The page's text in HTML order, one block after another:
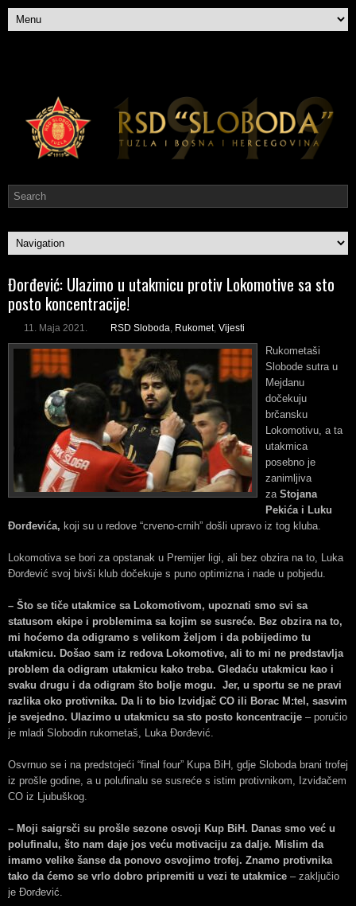
Đorđević: Ulazimo u utakmicu protiv Lokomotive sa sto
posto koncentracije!
11. Maja 2021. RSD Sloboda Rukomet, Vijesti
Rukometaši
Slobode sutra u
Mejdanu
dočekuju
brčansku
Lokomotivu, a ta
utakmica
posebno je
zanimljiva
za Stojana
Pekića i Luku
Đorđevića, koji su u redove “crveno-crnih” došli upravo iz tog kluba.
Lokomotiva se bori za opstanak u Premijer ligi, ali bez obzira na to, Luka
Đorđević svoj bivši klub dočekuje s puno optimizna i nade u pobjedu.
– Što se tiče utakmice sa Lokomotivom, upoznati smo svi sa
statusom ekipe i problemima sa kojim se susreće. Bez obzira na to,
mi hoćemo da odigramo s velikom željom i da pobijedimo tu
utakmicu. Došao sam iz redova Lokomotive, ali to mi ne predstavlja
problem da odigram utakmicu kako treba. Gledaću utakmicu kao i
svaku drugu i da odigram što bolje mogu. Jer, u sportu se ne pravi
razlika oko protivnika. Da li to bio Izvidjač CO ili Borac M:tel, sasvim
je svejedno. Ulazimo u utakmicu sa sto posto koncentracije – poručio
je mladi Slobodin rukometaš, Luka Đorđević.
Osvrnuo se i na predstojeći “final four” Kupa BiH, gdje Sloboda brani trofej
iz prošle godine, a u polufinalu se susreće s istim protivnikom, Izviđačem
CO iz Ljubuškog.
– Moji saigrsči su prošle sezone osvoji Kup BiH. Danas smo već u
polufinalu, što nam daje jos veću motivaciju za dalje. Mislim da
imamo velike šanse da ponovo osvojimo trofej. Znamo protivnika
tako da ćemo se vrlo dobro pripremiti u vezi te utakmice – zaključio
je Đorđević.